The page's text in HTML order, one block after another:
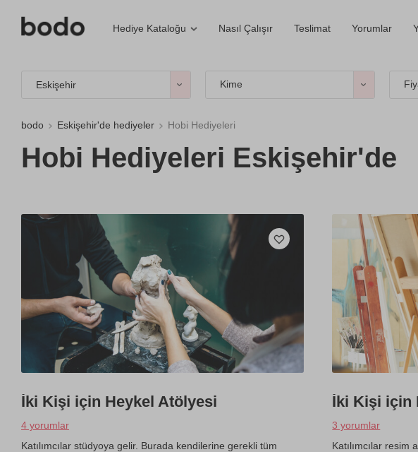
Hediye Kataloğu Nasıl Çalışır Teslimat Yorumlar
Eskişehir Kime
bodo Eskişehir'de hediyeler Hobi Hediyeleri
Hobi Hediyeleri Eskişehir'de
İki Kişi için Heykel Atölyesi
4 yorumlar
Katılımcılar stüdyoya gelir. Burada kendilerine gerekli tüm
İki Kişi için
3 yorumlar
Katılımcılar